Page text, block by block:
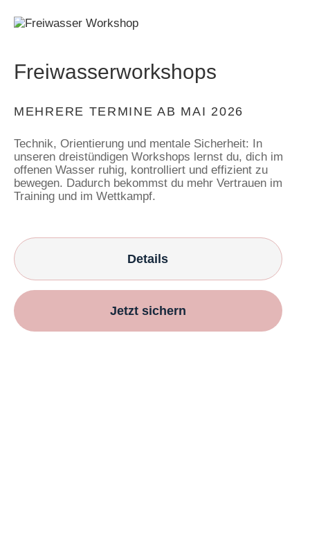
Freiwasser­workshops
MEHRERE TERMINE AB MAI 2026
Technik, Orientierung und mentale Sicherheit: In
unseren dreistündigen Workshops lernst du, dich im
offenen Wasser ruhig, kontrolliert und effizient zu
bewegen. Dadurch bekommst du mehr Vertrauen im
Training und im Wettkampf.
Details
Jetzt sichern